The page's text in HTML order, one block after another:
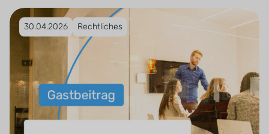
Veröffentlicht am 30.04.2026
30.04.2026 Rechtliches